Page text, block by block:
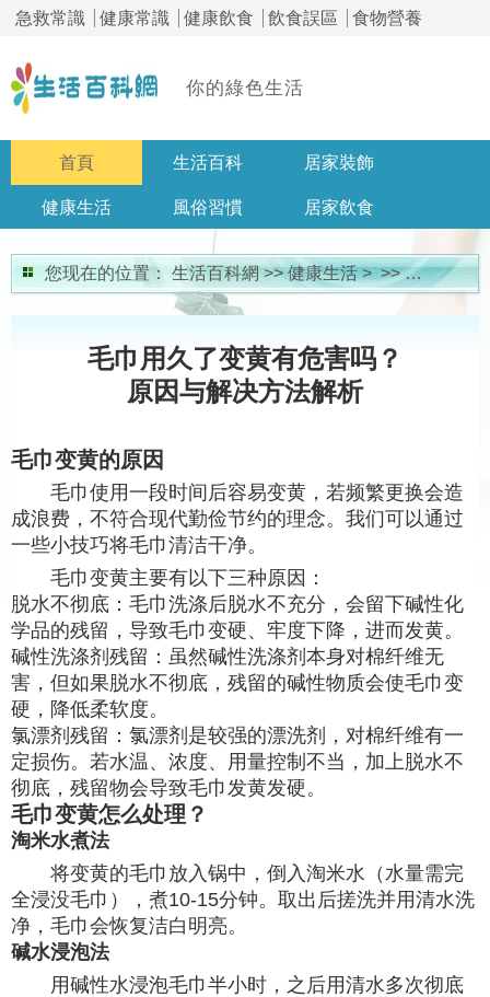
急救常識 健康常識 健康飲食 飲食誤區 食物營養
你的綠色生活
首頁 生活百科 居家裝飾
健康生活 風俗習慣 居家飲食
居家問答
您现在的位置： 生活百科網 >>健康生活> >>健康常識
毛巾用久了变黄有危害吗？
原因与解决方法解析
毛巾变黄的原因
毛巾使用一段时间后容易变黄，若频繁更换会造
成浪费，不符合现代勤俭节约的理念。我们可以通过
一些小技巧将毛巾清洁干净。
毛巾变黄主要有以下三种原因：
脱水不彻底：毛巾洗涤后脱水不充分，会留下碱性化
学品的残留，导致毛巾变硬、牢度下降，进而发黄。
碱性洗涤剂残留：虽然碱性洗涤剂本身对棉纤维无
害，但如果脱水不彻底，残留的碱性物质会使毛巾变
硬，降低柔软度。
氯漂剂残留：氯漂剂是较强的漂洗剂，对棉纤维有一
定损伤。若水温、浓度、用量控制不当，加上脱水不
彻底，残留物会导致毛巾发黄发硬。
毛巾变黄怎么处理？
淘米水煮法
将变黄的毛巾放入锅中，倒入淘米水（水量需完
全浸没毛巾），煮10-15分钟。取出后搓洗并用清水洗
净，毛巾会恢复洁白明亮。
碱水浸泡法
用碱性水浸泡毛巾半小时，之后用清水多次彻底